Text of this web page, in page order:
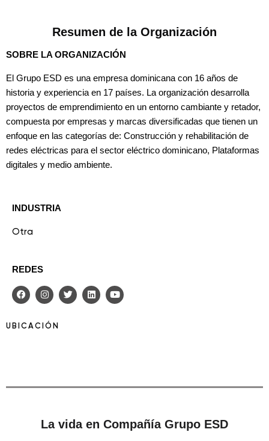
Resumen de la Organización
SOBRE LA ORGANIZACIÓN
El Grupo ESD es una empresa dominicana con 16 años de
historia y experiencia en 17 países. La organización desarrolla
proyectos de emprendimiento en un entorno cambiante y retador,
compuesta por empresas y marcas diversificadas que tienen un
enfoque en las categorías de: Construcción y rehabilitación de
redes eléctricas para el sector eléctrico dominicano, Plataformas
digitales y medio ambiente.
INDUSTRIA
Otra
REDES
UBICACIÓN
La vida en Compañía Grupo ESD